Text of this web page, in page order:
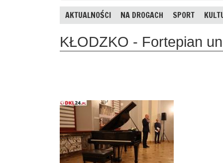
AKTUALNOŚCI NA DROGACH SPORT
KŁODZKO - Fortepian